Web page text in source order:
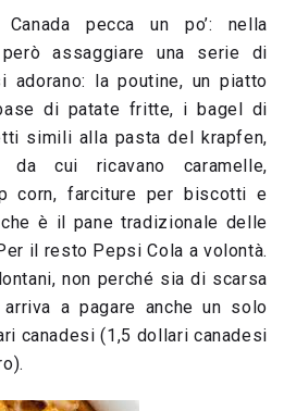
pecca un po’: nella
assaggiare una serie di
adorano: la poutine, un piatto
di patate fritte, i bagel di
simili alla pasta del krapfen,
da cui ricavano caramelle,
corn, farciture per biscotti e
è il pane tradizionale delle
il resto Pepsi Cola a volontà.
non perché sia di scarsa
a pagare anche un solo
canadesi (1,5 dollari canadesi